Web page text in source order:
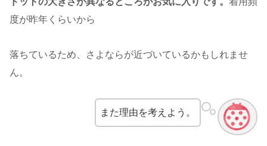
度が昨年くらいから
落ちているため、さよならが近づいているかもしれませ
ん。
また理由を考えよう。